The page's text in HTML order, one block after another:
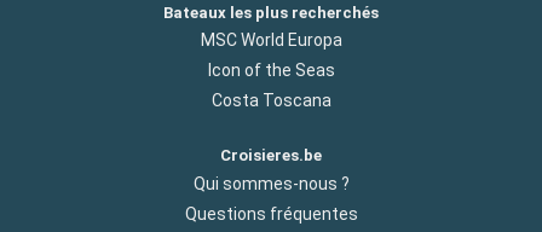
Bateaux les plus recherchés
MSC World Europa
Icon of the Seas
Costa Toscana
Croisieres.be
Qui sommes-nous ?
Questions fréquentes